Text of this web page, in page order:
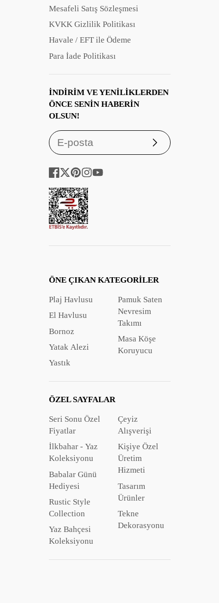
Mesafeli Satış Sözleşmesi
KVKK Gizlilik Politikası
Havale / EFT ile Ödeme
Para İade Politikası
İNDIRIM VE YENILIKLERDEN
ÖNCE SENIN HABERIN
OLSUN!
Abone
ÖNE ÇIKAN KATEGORILER
Plaj Havlusu
El Havlusu
Bornoz
Yatak Alezi
Yastık
Pamuk Saten
Nevresim
Takımı
Masa Köşe
Koruyucu
ÖZEL SAYFALAR
Seri Sonu Özel
Fiyatlar
İlkbahar - Yaz
Koleksiyonu
Babalar Günü
Hediyesi
Rustic Style
Collection
Yaz Bahçesi
Koleksiyonu
Çeyiz
Alışverişi
Kişiye Özel
Üretim
Hizmeti
Tasarım
Ürünler
Tekne
Dekorasyonu